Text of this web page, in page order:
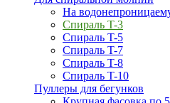
На
Спираль T-3
Спираль T-5
Спираль T-7
Спираль T-8
Спираль T-10
Пуллеры для бегунков